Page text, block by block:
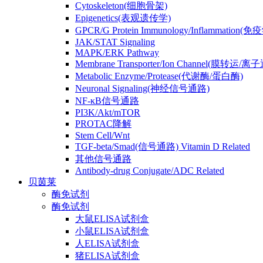
Cytoskeleton(细胞骨架)
Epigenetics(表观遗传学)
GPCR/G Protein Immunology/Inflammation(免
JAK/STAT Signaling
MAPK/ERK Pathway
Membrane Transporter/Ion Channel(膜转运/离
Metabolic Enzyme/Protease(代谢酶/蛋白酶)
Neuronal Signaling(神经信号通路)
NF-κB信号通路
PI3K/Akt/mTOR
PROTAC降解
Stem Cell/Wnt
TGF-beta/Smad(信号通路) Vitamin D Related
其他信号通路
Antibody-drug Conjugate/ADC Related
贝茵莱
酶免试剂
酶免试剂
大鼠ELISA试剂盒
小鼠ELISA试剂盒
人ELISA试剂盒
猪ELISA试剂盒